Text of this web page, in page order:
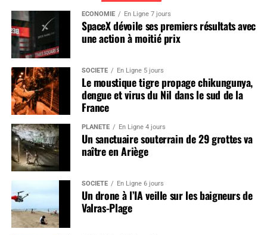
ÉCONOMIE En Ligne 7 jours
SpaceX dévoile ses premiers résultats avec
une action à moitié prix
SOCIÉTÉ En Ligne 5 jours
Le moustique tigre propage chikungunya,
dengue et virus du Nil dans le sud de la
France
PLANÈTE En Ligne 4 jours
Un sanctuaire souterrain de 29 grottes va
naître en Ariège
SOCIÉTÉ En Ligne 6 jours
Un drone à l’IA veille sur les baigneurs de
Valras-Plage